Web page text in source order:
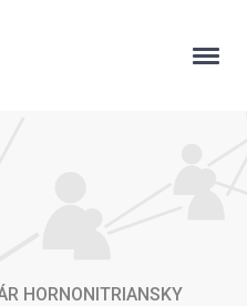
HORNONITRIANSKY